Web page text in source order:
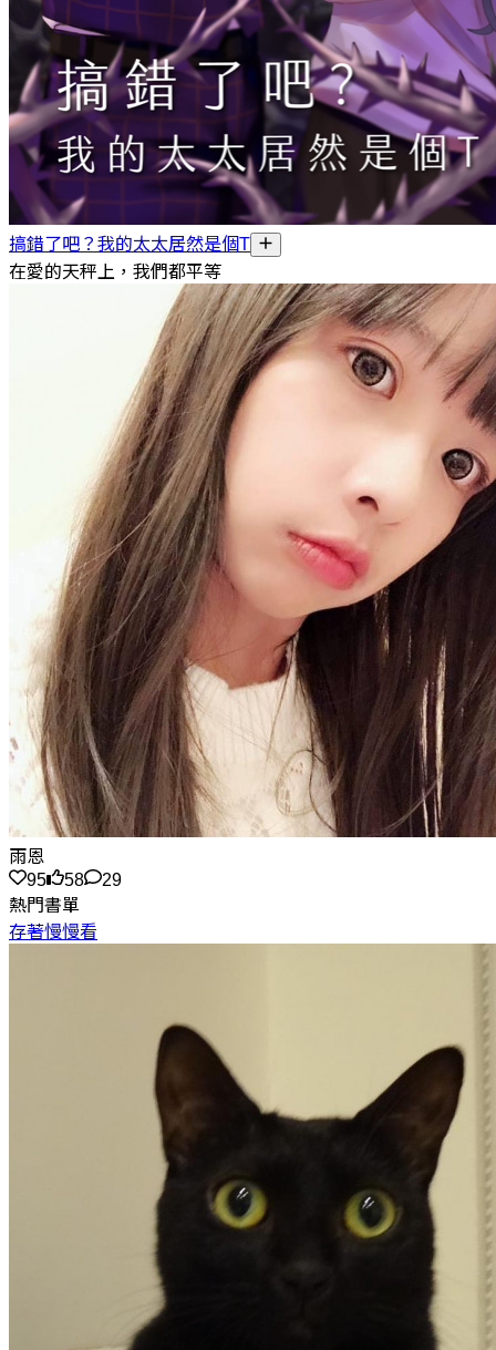
搞錯了吧？我的太太居然是個T
在愛的天秤上，我們都平等
雨恩
95
58
29
熱門書單
存著慢慢看